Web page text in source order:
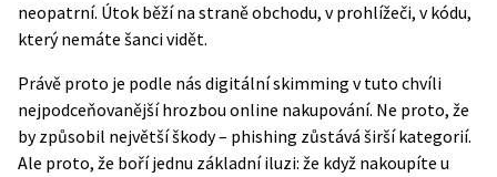
neopatrní. Útok běží na straně obchodu, v prohlížeči, v kódu,
který nemáte šanci vidět.
Právě proto je podle nás digitální skimming v tuto chvíli
nejpodceňovanější hrozbou online nakupování. Ne proto, že
by způsobil největší škody – phishing zůstává širší kategorií.
Ale proto, že boří jednu základní iluzi: že když nakoupíte u